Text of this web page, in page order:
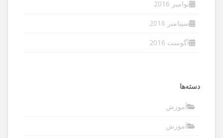
نوامبر 2016
سپتامبر 2016
آگوست 2016
دسته‌ها
آموزش
آموزش